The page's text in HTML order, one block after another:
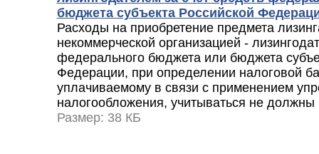
бюджета субъекта Российской
Расходы на приобретение предмета
некоммерческой организацией -
федерального бюджета или бюджета
Федерации, при определении налоговой
уплачиваемому в связи с применением
налогообложения, учитываться не должны
Размер: 38 КБ